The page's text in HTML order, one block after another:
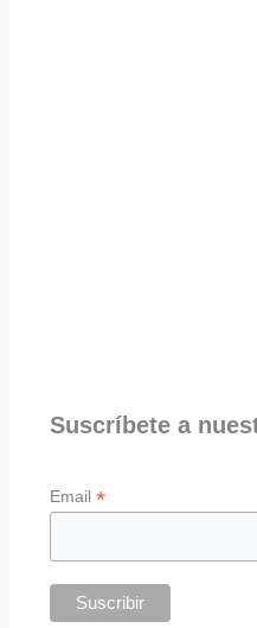
Suscríbete a
Email*